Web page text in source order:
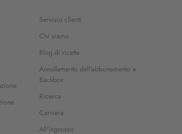
Servizio clienti
Chi siamo
Blog di ricette
Annullamento dell'abbonamento a
Backbox
Ricerca
Carriera
All'ingrosso